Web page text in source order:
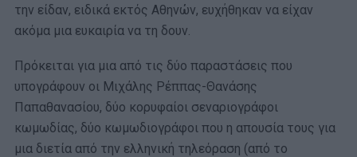
την είδαν, ειδικά εκτός Αθηνών, ευχήθηκαν να είχαν
ακόμα μια ευκαιρία να τη δουν.
Πρόκειται για μια από τις δύο παραστάσεις που
υπογράφουν οι Μιχάλης Ρέππας-Θανάσης
Παπαθανασίου, δύο κορυφαίοι σεναριογράφοι
κωμωδίας, δύο κωμωδιογράφοι που η απουσία τους για
μια διετία από την ελληνική τηλεόραση (από το